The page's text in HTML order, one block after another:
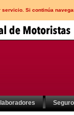
Si continúa